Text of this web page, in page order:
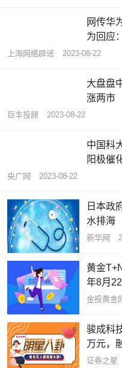
网传华
为回应
上海网络辟谣 2023-08-22
大盘盘
涨两市
巨丰投顾 2023-08-22
中国科
阳极催
央广网 2023-08-22
日本政
水排海
新华网
黄金
年8月22
金投黄金
骏成科
万元，
证券之星